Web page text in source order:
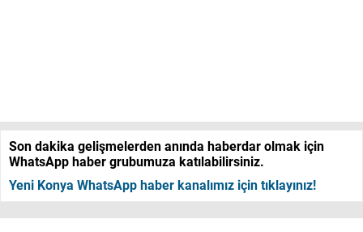
Son dakika gelişmelerden anında haberdar olmak için
WhatsApp haber grubumuza katılabilirsiniz.
Yeni Konya WhatsApp haber kanalımız için tıklayınız!